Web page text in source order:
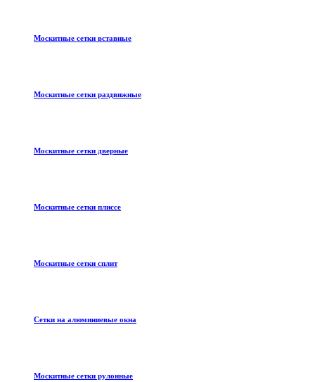
Москитные сетки вставные
Москитные сетки раздвижные
Москитные сетки дверные
Москитные сетки плиссе
Москитные сетки сплит
Сетки на алюминиевые окна
Москитные сетки рулонные